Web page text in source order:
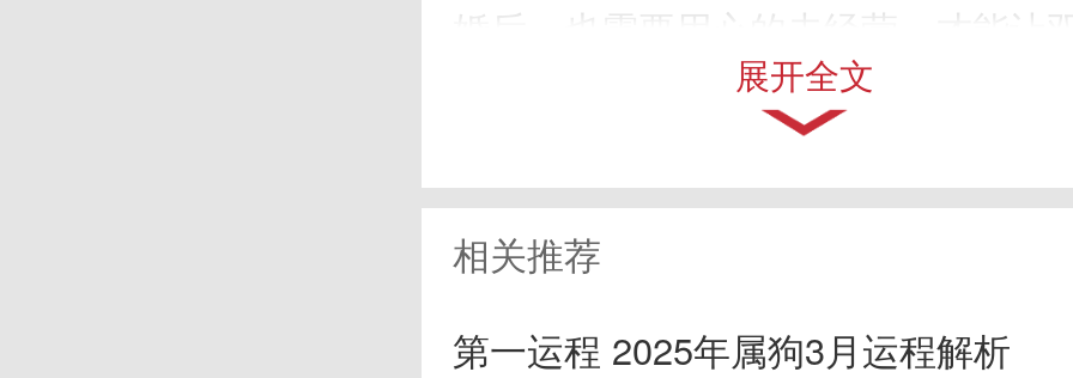
婚后，也需要用心的去经营，才能让
的感情发展的越来越理想。
2、马年
展开全文
相关推荐
第一运程 2025年属狗3月运程解析